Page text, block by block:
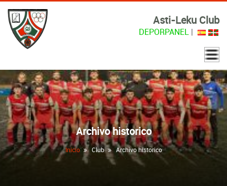
Asti-Leku Club
DEPORPANEL |
Archivo historico
Inicio Club Archivo historico